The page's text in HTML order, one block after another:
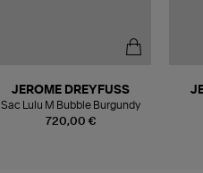
720,00 €
JEROME DREYFUSS
Sac Lulu M Bubble Burgundy